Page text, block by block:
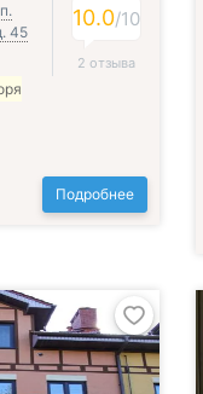
45
10.0/10
2 отзыва
Подробнее